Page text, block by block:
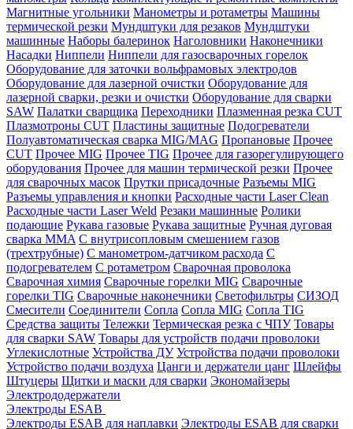
Магнитные угольники Манометры и ротаметры Машины
термической резки Мундштуки для резаков Мундштуки
машинные Наборы балеринок Наголовники Наконечники
Насадки Ниппели Ниппели для газосварочных горелок
Оборудование для заточки вольфрамовых электродов
Оборудование для лазерной очистки Оборудование для
лазерной сварки, резки и очистки Оборудование для сварки
SAW Палатки сварщика Переходники Плазменная резка CUT
Плазмотроны CUT Пластины защитные Подогреватели
Полуавтоматическая сварка MIG/MAG Пропановые Прочее
CUT Прочее MIG Прочее TIG Прочее для газорегулирующего
оборудования Прочее для машин термической резки Прочее
для сварочных масок Прутки присадочные Разъемы MIG
Разъемы управления и кнопки Расходные части Laser Clean
Расходные части Laser Weld Резаки машинные Ролики
подающие Рукава газовые Рукава защитные Ручная дуговая
сварка MMA С внутрисопловым смешением газов
(трехтрубные) С манометром-датчиком расхода С
подогревателем С ротаметром Сварочная проволока
Сварочная химия Сварочные горелки MIG Сварочные
горелки TIG Сварочные наконечники Светофильтры СИЗОД
Смесители Соединители Сопла Сопла MIG Сопла TIG
Средства защиты Тележки Термическая резка с ЧПУ Товары
для сварки SAW Товары для устройств подачи проволоки
Углекислотные Устройства ДУ Устройства подачи проволоки
Устройство подачи воздуха Цанги и держатели цанг Шлейфы
Штуцеры Щитки и маски для сварки Экономайзеры
Электрододержатели
Электроды ESAB
Электроды ESAB для наплавки Электроды ESAB для сварки